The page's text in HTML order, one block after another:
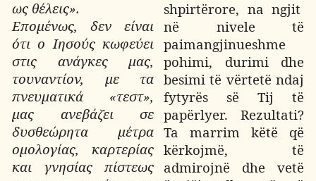
ως θέλεις».
Επομένως, δεν είναι
ότι ο Ιησούς κωφεύει
στις ανάγκες μας,
τουναντίον, με τα
πνευματικά «τεστ»,
μας ανεβάζει σε
δυσθεώρητα μέτρα
ομολογίας, καρτερίας
και γνησίας πίστεως
shpirtërore, na ngjit
në nivele të
paimangjinueshme
pohimi, durimi dhe
besimi të vërtetë ndaj
fytyrës së Tij të
papërlyer. Rezultati?
Ta marrim këtë që
kërkojmë, të
admirojnë dhe vetë